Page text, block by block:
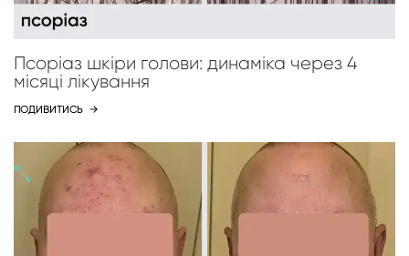
Псоріаз шкіри голови: динаміка через 4
місяці лікування
ПОДИВИТИСЬ →